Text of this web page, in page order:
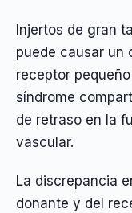
Injertos de gran
puede causar un
receptor
síndrome
de retraso en la
vascular.
La discrepancia
donante y del